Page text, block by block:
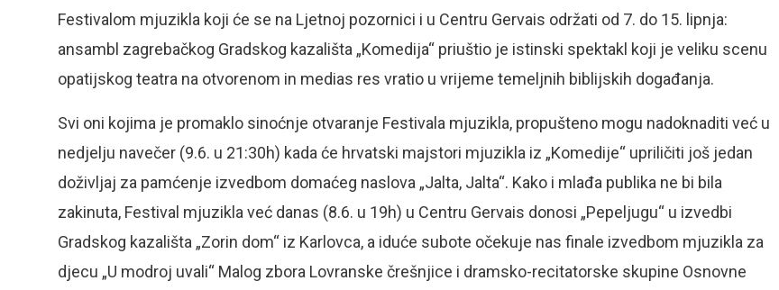
Festivalom mjuzikla koji će se na Ljetnoj pozornici i u Centru Gervais održati od 7. do 15. lipnja:
ansambl zagrebačkog Gradskog kazališta „Komedija“ priuštio je istinski spektakl koji je veliku scenu
opatijskog teatra na otvorenom in medias res vratio u vrijeme temeljnih biblijskih događanja.
Svi oni kojima je promaklo sinoćnje otvaranje Festivala mjuzikla, propušteno mogu nadoknaditi već u
nedjelju navečer (9.6. u 21:30h) kada će hrvatski majstori mjuzikla iz „Komedije“ upriličiti još jedan
doživljaj za pamćenje izvedbom domaćeg naslova „Jalta, Jalta“. Kako i mlađa publika ne bi bila
zakinuta, Festival mjuzikla već danas (8.6. u 19h) u Centru Gervais donosi „Pepeljugu“ u izvedbi
Gradskog kazališta „Zorin dom“ iz Karlovca, a iduće subote očekuje nas finale izvedbom mjuzikla za
djecu „U modroj uvali“ Malog zbora Lovranske črešnjice i dramsko-recitatorske skupine Osnovne